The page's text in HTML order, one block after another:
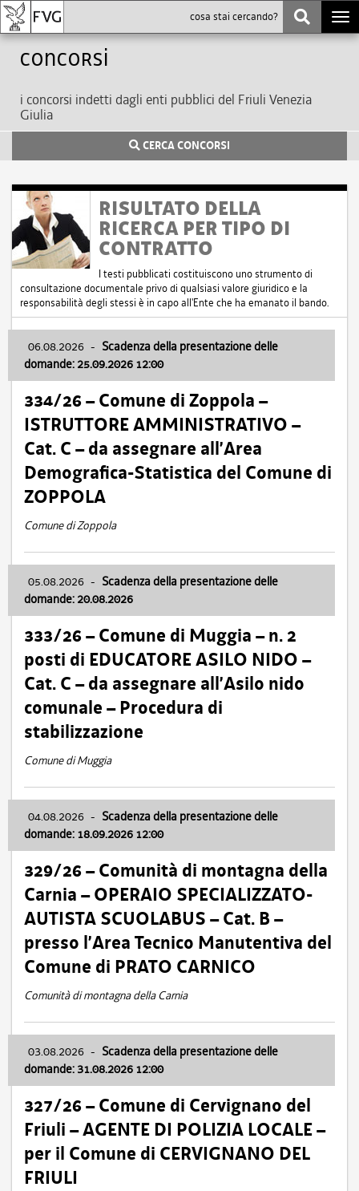
Concorsi
i concorsi indetti dagli enti pubblici del Friuli Venezia
Giulia
CERCA CONCORSI
RISULTATO DELLA
RICERCA PER TIPO DI
CONTRATTO
I testi pubblicati costituiscono uno strumento di
consultazione documentale privo di qualsiasi valore giuridico e la
responsabilità degli stessi è in capo all'Ente che ha emanato il bando.
06.08.2026 - Scadenza della presentazione delle
domande: 25.09.2026 12:00
334/26 – Comune di Zoppola –
ISTRUTTORE AMMINISTRATIVO –
Cat. C – da assegnare all’Area
Demografica-Statistica del Comune di
ZOPPOLA
Comune di Zoppola
05.08.2026 - Scadenza della presentazione delle
domande: 20.08.2026
333/26 – Comune di Muggia – n. 2
posti di EDUCATORE ASILO NIDO –
Cat. C – da assegnare all’Asilo nido
comunale – Procedura di
stabilizzazione
Comune di Muggia
04.08.2026 - Scadenza della presentazione delle
domande: 18.09.2026 12:00
329/26 – Comunità di montagna della
Carnia – OPERAIO SPECIALIZZATO-
AUTISTA SCUOLABUS – Cat. B –
presso l’Area Tecnico Manutentiva del
Comune di PRATO CARNICO
Comunità di montagna della Carnia
03.08.2026 - Scadenza della presentazione delle
domande: 31.08.2026 12:00
327/26 – Comune di Cervignano del
Friuli – AGENTE DI POLIZIA LOCALE –
per il Comune di CERVIGNANO DEL
FRIULI